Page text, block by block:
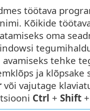
töötava
Kõikide
oma
tehke
ja klõpsake
või vajutage
Ctrl + Shift +